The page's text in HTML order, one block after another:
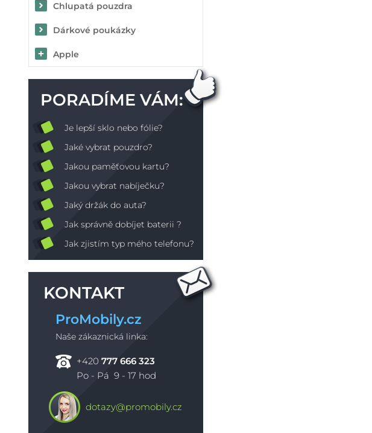
Chlupatá pouzdra
Dárkové poukázky
Apple
PORADÍME VÁM:
Je lepší sklo nebo fólie?
Jaké vybrat pouzdro?
Jakou paměťovou kartu?
Jakou vybrat nabíječku?
Jaký držák do auta?
Jak správně dobíjet baterii ?
Jak zjistím typ mého telefonu?
KONTAKT
ProMobily.cz
Naše zákaznická linka:
+420 777 666 323
Po - Pá 9 - 17 hod
dotazy@promobily.cz